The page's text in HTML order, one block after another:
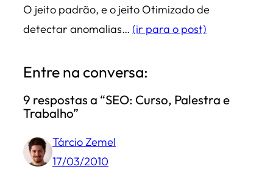
O jeito padrão, e o jeito Otimizado de
detectar anomalias… (ir para o post)
Entre na conversa:
9 respostas a “SEO: Curso, Palestra e
Trabalho”
Tárcio Zemel
17/03/2010